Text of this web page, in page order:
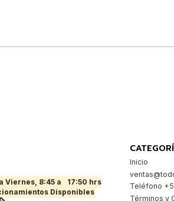
Viernes, 8:45 a
17:50 hrs
Disponibles
Inicio
Teléfono
Términos y